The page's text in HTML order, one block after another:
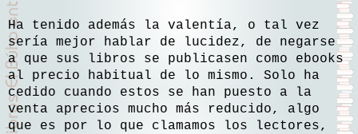
Ha tenido además la valentía, o tal vez
sería mejor hablar de lucidez, de negarse
a que sus libros se publicasen como ebooks
al precio habitual de lo mismo. Solo ha
cedido cuando estos se han puesto a la
venta aprecios mucho más reducido, algo
que es por lo que clamamos los lectores,